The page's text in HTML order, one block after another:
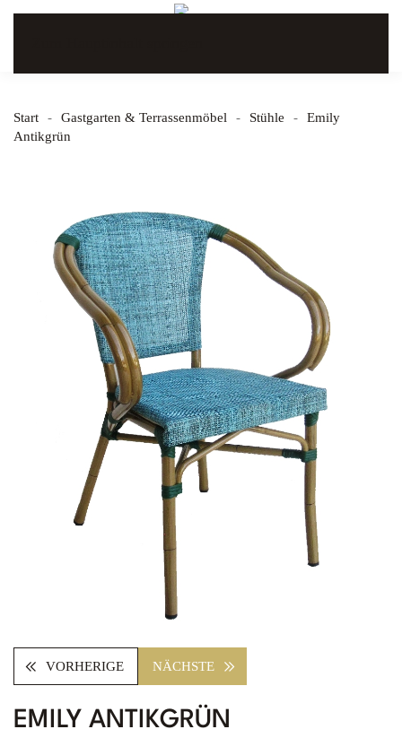
Start Gastgarten & Terrassenmöbel Stühle
Emily
Antikgrün
VORHERIGE NÄCHSTE
EMILY ANTIKGRÜN